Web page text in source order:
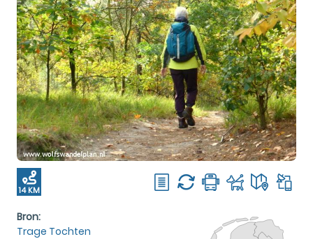
14 KM
Bron:
Trage Tochten